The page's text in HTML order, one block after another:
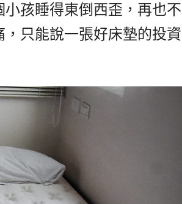
孩睡得東倒西歪，再也不
只能說一張好床墊的投資